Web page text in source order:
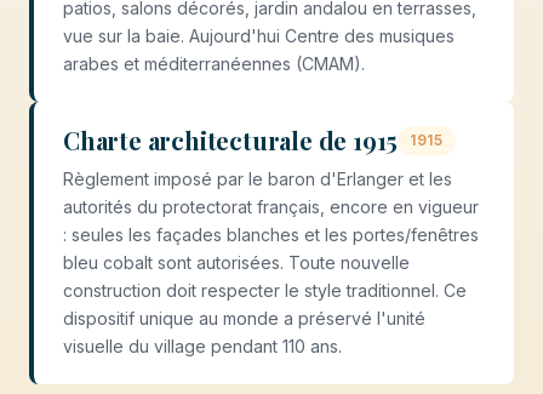
patios, salons décorés, jardin andalou en terrasses,
vue sur la baie. Aujourd'hui Centre des musiques
arabes et méditerranéennes (CMAM).
Charte architecturale de 1915 1915
Règlement imposé par le baron d'Erlanger et les
autorités du protectorat français, encore en vigueur
: seules les façades blanches et les portes/fenêtres
bleu cobalt sont autorisées. Toute nouvelle
construction doit respecter le style traditionnel. Ce
dispositif unique au monde a préservé l'unité
visuelle du village pendant 110 ans.